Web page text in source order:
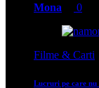
Mona 0
Filme & Carti
Lucruri pe care nu